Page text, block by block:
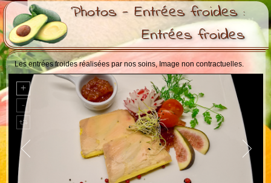
Photos - Entrées froides :
Entrées froides
Les entrées froides réalisées par nos soins, Image non contractuelles.